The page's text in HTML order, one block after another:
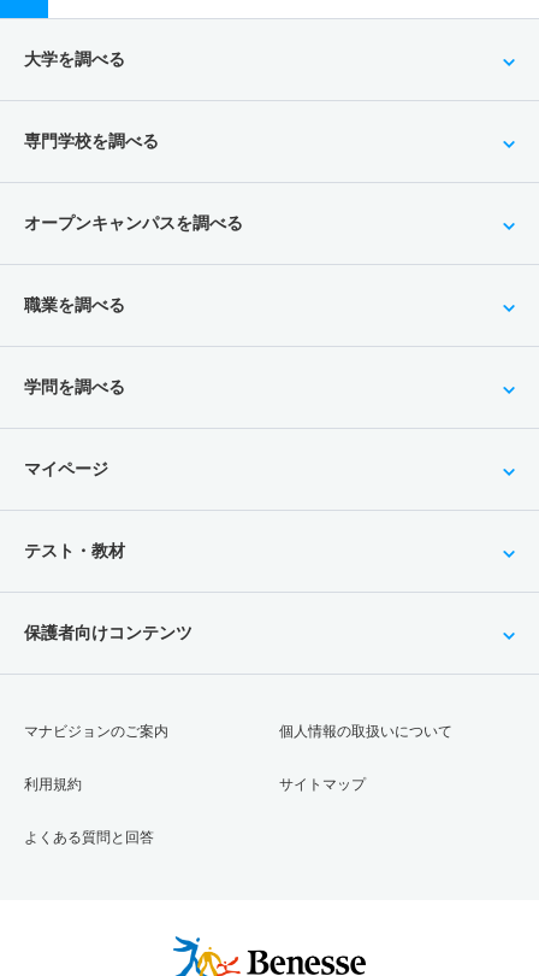
大学を調べる
専門学校を調べる
オープンキャンパスを調べる
職業を調べる
学問を調べる
マイページ
テスト・教材
保護者向けコンテンツ
マナビジョンのご案内
利用規約
よくある質問と回答
個人情報の取扱いについて
サイトマップ